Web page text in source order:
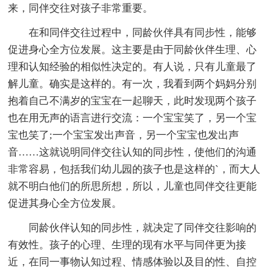
来，同伴交往对孩子非常重要。
在和同伴交往过程中，同龄伙伴具有同步性，能够
促进身心全方位发展。这主要是由于同龄伙伴生理、心
理和认知经验的相似性决定的。有人说，只有儿童最了
解儿童。确实是这样的。有一次，我看到两个妈妈分别
抱着自己不满岁的宝宝在一起聊天，此时发现两个孩子
也在用无声的语言进行交流：一个宝宝笑了，另一个宝
宝也笑了;一个宝宝发出声音，另一个宝宝也发出声
音……这就说明同伴交往认知的同步性，使他们的沟通
非常容易，包括我们幼儿园的孩子也是这样的`，而大人
就不明白他们的所思所想，所以，儿童也同伴交往更能
促进其身心全方位发展。
同龄伙伴认知的同步性，就决定了同伴交往影响的
有效性。孩子的心理、生理的现有水平与同伴更为接
近，在同一事物认知过程、情感体验以及目的性、自控